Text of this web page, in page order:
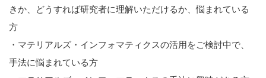
きか、どうすれば研究者に理解いただけるか、悩まれている
方
・マテリアルズ・インフォマティクスの活用をご検討中で、
手法に悩まれている方